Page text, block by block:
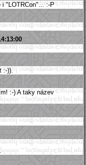
i "LOTRCon"... :-P
:-)).
:-) A taky název